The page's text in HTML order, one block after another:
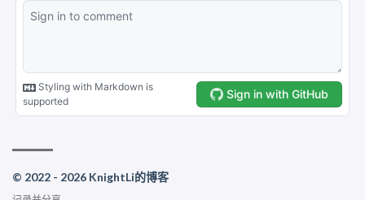
© 2022 - 2026 KnightLi的博客